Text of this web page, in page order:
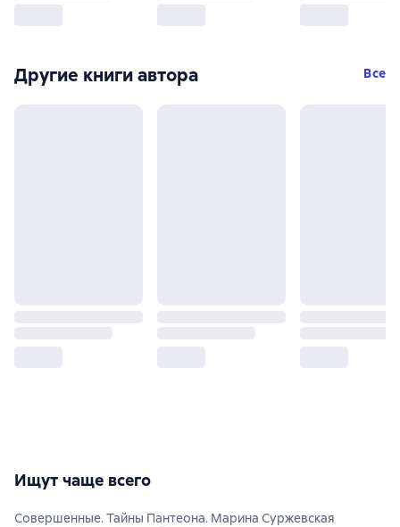
Другие книги автора Все
Ищут чаще всего
Совершенные. Тайны Пантеона. Марина Суржевская